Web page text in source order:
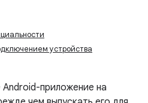
устройства
приложение на